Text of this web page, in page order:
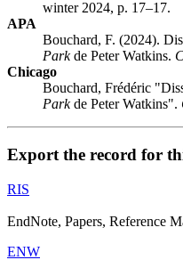
winter 2024, p. 17–17.
APA
Bouchard, F. (2024).
Parkde Peter Watkins.
Chicago
Bouchard, Frédéric
Parkde Peter Watkins".
Export the record for
RIS
EndNote, Papers, Reference
ENW